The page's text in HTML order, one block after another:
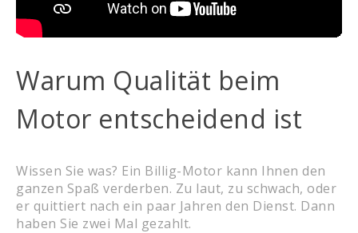
Warum Qualität beim
Motor entscheidend ist
Wissen Sie was? Ein Billig-Motor kann Ihnen den
ganzen Spaß verderben. Zu laut, zu schwach, oder
er quittiert nach ein paar Jahren den Dienst. Dann
haben Sie zwei Mal gezahlt.